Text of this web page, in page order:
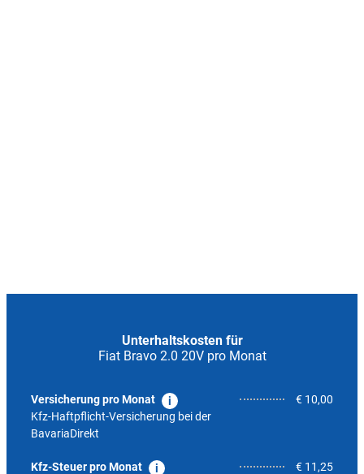
Unterhaltskosten für
Fiat Bravo 2.0 20V pro Monat
Versicherung pro Monat
Kfz-Haftpflicht-Versicherung bei der
BavariaDirekt
€ 10,00
Kfz-Steuer pro Monat
€ 11,25